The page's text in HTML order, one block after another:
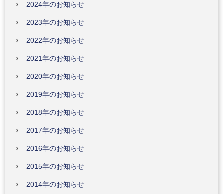
2024年のお知らせ
2023年のお知らせ
2022年のお知らせ
2021年のお知らせ
2020年のお知らせ
2019年のお知らせ
2018年のお知らせ
2017年のお知らせ
2016年のお知らせ
2015年のお知らせ
2014年のお知らせ